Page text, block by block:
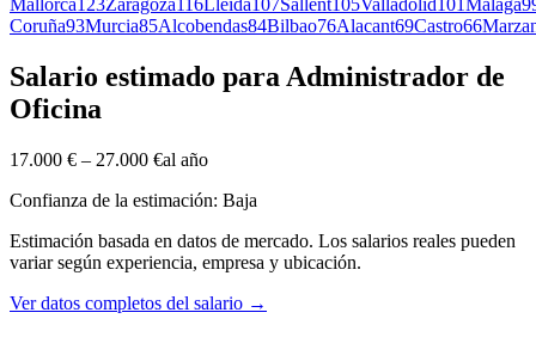
Mallorca123Zaragoza116Lleida107Sallent105Valladolid101Málaga
Coruña93Murcia85Alcobendas84Bilbao76Alacant69Castro66
Salario estimado para Administrador de
Oficina
17.000 € – 27.000 €al año
Confianza de la estimación: Baja
Estimación basada en datos de mercado. Los salarios reales pueden
variar según experiencia, empresa y ubicación.
Ver datos completos del salario →